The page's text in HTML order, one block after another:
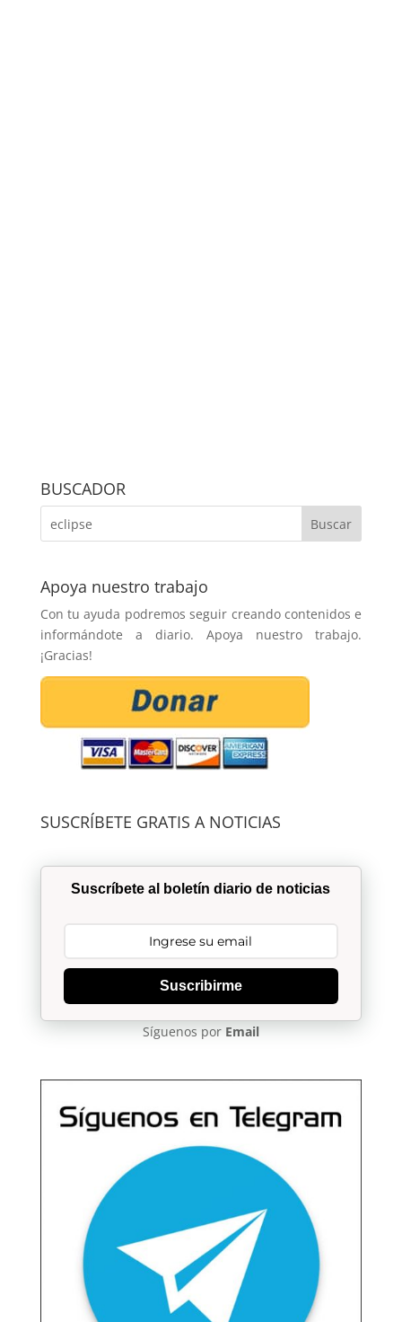
BUSCADOR
Apoya nuestro trabajo
Con tu ayuda podremos seguir creando contenidos e
informándote a diario. Apoya nuestro trabajo.
¡Gracias!
SUSCRÍBETE GRATIS A NOTICIAS
Suscríbete al boletín diario de noticias
Suscribirme
Síguenos por Email